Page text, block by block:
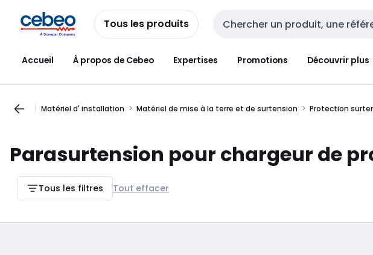
navigationau
contenu
Tous les produits Entrée de recherche
Accueil À propos de Cebeo Expertises Promotions Découvrir plus
Matériel d' installation Matériel de mise à la terre et de surtension Protection
Parasurtension pour chargeur de
Tous les filtres Tout effacer